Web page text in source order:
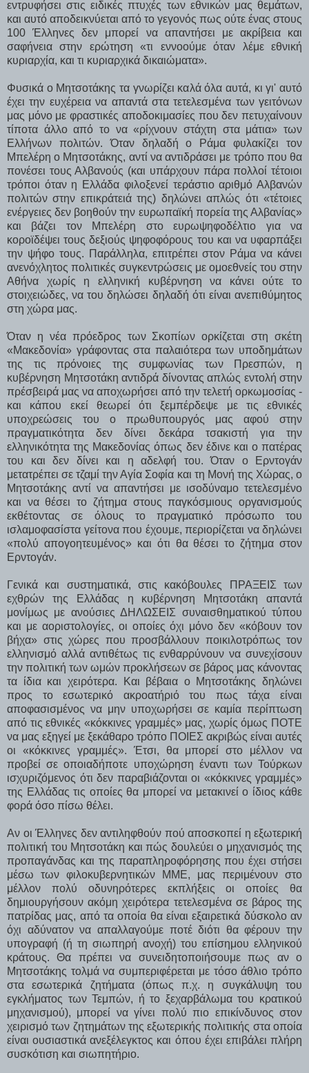
εντρυφήσει στις ειδικές πτυχές των εθνικών μας θεμάτων,
και αυτό αποδεικνύεται από το γεγονός πως ούτε ένας στους
100 Έλληνες δεν μπορεί να απαντήσει με ακρίβεια και
σαφήνεια στην ερώτηση «τι εννοούμε όταν λέμε εθνική
κυριαρχία, και τι κυριαρχικά δικαιώματα».
Φυσικά ο Μητσοτάκης τα γνωρίζει καλά όλα αυτά, κι γι' αυτό
έχει την ευχέρεια να απαντά στα τετελεσμένα των γειτόνων
μας μόνο με φραστικές αποδοκιμασίες που δεν πετυχαίνουν
τίποτα άλλο από το να «ρίχνουν στάχτη στα μάτια» των
Ελλήνων πολιτών. Όταν δηλαδή ο Ράμα φυλακίζει τον
Μπελέρη ο Μητσοτάκης, αντί να αντιδράσει με τρόπο που θα
πονέσει τους Αλβανούς (και υπάρχουν πάρα πολλοί τέτοιοι
τρόποι όταν η Ελλάδα φιλοξενεί τεράστιο αριθμό Αλβανών
πολιτών στην επικράτειά της) δηλώνει απλώς ότι «τέτοιες
ενέργειες δεν βοηθούν την ευρωπαϊκή πορεία της Αλβανίας»
και βάζει τον Μπελέρη στο ευρωψηφοδέλτιο για να
κοροϊδέψει τους δεξιούς ψηφοφόρους του και να υφαρπάξει
την ψήφο τους. Παράλληλα, επιτρέπει στον Ράμα να κάνει
ανενόχλητος πολιτικές συγκεντρώσεις με ομοεθνείς του στην
Αθήνα χωρίς η ελληνική κυβέρνηση να κάνει ούτε το
στοιχειώδες, να του δηλώσει δηλαδή ότι είναι ανεπιθύμητος
στη χώρα μας.
Όταν η νέα πρόεδρος των Σκοπίων ορκίζεται στη σκέτη
«Μακεδονία» γράφοντας στα παλαιότερα των υποδημάτων
της τις πρόνοιες της συμφωνίας των Πρεσπών, η
κυβέρνηση Μητσοτάκη αντιδρά δίνοντας απλώς εντολή στην
πρέσβειρά μας να αποχωρήσει από την τελετή ορκωμοσίας -
και κάπου εκεί θεωρεί ότι ξεμπέρδεψε με τις εθνικές
υποχρεώσεις του ο πρωθυπουργός μας αφού στην
πραγματικότητα δεν δίνει δεκάρα τσακιστή για την
ελληνικότητα της Μακεδονίας όπως δεν έδινε και ο πατέρας
του και δεν δίνει και η αδελφή του. Όταν ο Ερντογάν
μετατρέπει σε τζαμί την Αγία Σοφία και τη Μονή της Χώρας, ο
Μητσοτάκης αντί να απαντήσει με ισοδύναμο τετελεσμένο
και να θέσει το ζήτημα στους παγκόσμιους οργανισμούς
εκθέτοντας σε όλους το πραγματικό πρόσωπο του
ισλαμοφασίστα γείτονα που έχουμε, περιορίζεται να δηλώνει
«πολύ απογοητευμένος» και ότι θα θέσει το ζήτημα στον
Ερντογάν.
Γενικά και συστηματικά, στις κακόβουλες ΠΡΑΞΕΙΣ των
εχθρών της Ελλάδας η κυβέρνηση Μητσοτάκη απαντά
μονίμως με ανούσιες ΔΗΛΩΣΕΙΣ συναισθηματικού τύπου
και με αοριστολογίες, οι οποίες όχι μόνο δεν «κόβουν τον
βήχα» στις χώρες που προσβάλλουν ποικιλοτρόπως τον
ελληνισμό αλλά αντιθέτως τις ενθαρρύνουν να συνεχίσουν
την πολιτική των ωμών προκλήσεων σε βάρος μας κάνοντας
τα ίδια και χειρότερα. Και βέβαια ο Μητσοτάκης δηλώνει
προς το εσωτερικό ακροατήριό του πως τάχα είναι
αποφασισμένος να μην υποχωρήσει σε καμία περίπτωση
από τις εθνικές «κόκκινες γραμμές» μας, χωρίς όμως ΠΟΤΕ
να μας εξηγεί με ξεκάθαρο τρόπο ΠΟΙΕΣ ακριβώς είναι αυτές
οι «κόκκινες γραμμές». Έτσι, θα μπορεί στο μέλλον να
προβεί σε οποιαδήποτε υποχώρηση έναντι των Τούρκων
ισχυριζόμενος ότι δεν παραβιάζονται οι «κόκκινες γραμμές»
της Ελλάδας τις οποίες θα μπορεί να μετακινεί ο ίδιος κάθε
φορά όσο πίσω θέλει.
Αν οι Έλληνες δεν αντιληφθούν πού αποσκοπεί η εξωτερική
πολιτική του Μητσοτάκη και πώς δουλεύει ο μηχανισμός της
προπαγάνδας και της παραπληροφόρησης που έχει στήσει
μέσω των φιλοκυβερνητικών ΜΜΕ, μας περιμένουν στο
μέλλον πολύ οδυνηρότερες εκπλήξεις οι οποίες θα
δημιουργήσουν ακόμη χειρότερα τετελεσμένα σε βάρος της
πατρίδας μας, από τα οποία θα είναι εξαιρετικά δύσκολο αν
όχι αδύνατον να απαλλαγούμε ποτέ διότι θα φέρουν την
υπογραφή (ή τη σιωπηρή ανοχή) του επίσημου ελληνικού
κράτους. Θα πρέπει να συνειδητοποιήσουμε πως αν ο
Μητσοτάκης τολμά να συμπεριφέρεται με τόσο άθλιο τρόπο
στα εσωτερικά ζητήματα (όπως π.χ. η συγκάλυψη του
εγκλήματος των Τεμπών, ή το ξεχαρβάλωμα του κρατικού
μηχανισμού), μπορεί να γίνει πολύ πιο επικίνδυνος στον
χειρισμό των ζητημάτων της εξωτερικής πολιτικής στα οποία
είναι ουσιαστικά ανεξέλεγκτος και όπου έχει επιβάλει πλήρη
συσκότιση και σιωπητήριο.